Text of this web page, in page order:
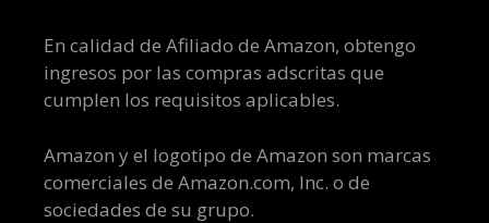
En calidad de Afiliado de Amazon, obtengo
ingresos por las compras adscritas que
cumplen los requisitos aplicables.
Amazon y el logotipo de Amazon son marcas
comerciales de Amazon.com, Inc. o de
sociedades de su grupo.